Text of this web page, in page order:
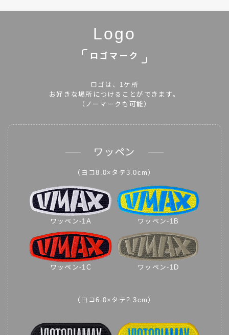
Logo
ロゴマーク
ロゴは、1ケ所
お好きな場所につけることができます。
（ノーマークも可能）
ワッペン
（ヨコ8.0×タテ3.0cm）
ワッペン-1A ワッペン-1B
ワッペン-1C ワッペン-1D
（ヨコ6.0×タテ2.3cm）